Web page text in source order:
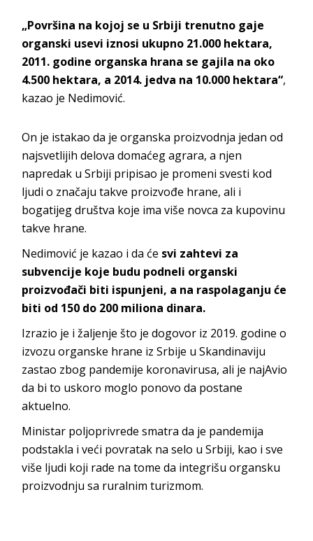
„Površina na kojoj se u Srbiji trenutno gaje
organski usevi iznosi ukupno 21.000 hektara,
2011. godine organska hrana se gajila na oko
4.500 hektara, a 2014. jedva na 10.000 hektara“,
kazao je Nedimović.
On je istakao da je organska proizvodnja jedan od
najsvetlijih delova domaćeg agrara, a njen
napredak u Srbiji pripisao je promeni svesti kod
ljudi o značaju takve proizvođe hrane, ali i
bogatijeg društva koje ima više novca za kupovinu
takve hrane.
Nedimović je kazao i da će svi zahtevi za
subvencije koje budu podneli organski
proizvođači biti ispunjeni, a na raspolaganju će
biti od 150 do 200 miliona dinara.
Izrazio je i žaljenje što je dogovor iz 2019. godine o
izvozu organske hrane iz Srbije u Skandinaviju
zastao zbog pandemije koronavirusa, ali je najAvio
da bi to uskoro moglo ponovo da postane
aktuelno.
Ministar poljoprivrede smatra da je pandemija
podstakla i veći povratak na selo u Srbiji, kao i sve
više ljudi koji rade na tome da integrišu organsku
proizvodnju sa ruralnim turizmom.